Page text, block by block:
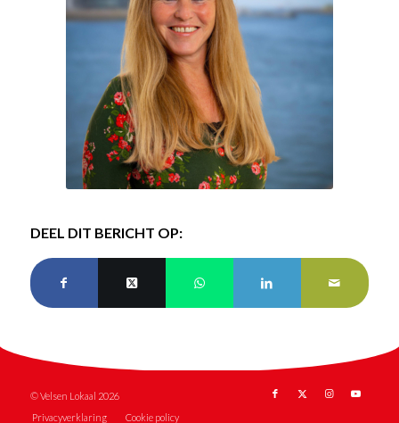
DEEL DIT BERICHT OP:
© Velsen Lokaal 2026
Privacyverklaring
Cookie policy